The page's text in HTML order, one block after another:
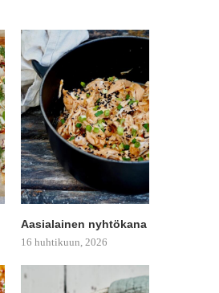
Aasialainen nyhtökana
16 huhtikuun, 2026